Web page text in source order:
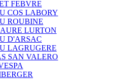
FEBVRE
COS LABORY
ROUBINE
LURTON
D'ARSAC
LAGRUGERE
SAN VALERO